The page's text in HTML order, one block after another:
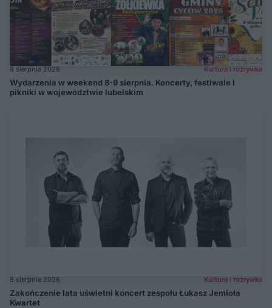
8 sierpnia 2026 Kultura i rozrywka
Wydarzenia w weekend 8-9 sierpnia. Koncerty, festiwale i
pikniki w województwie lubelskim
8 sierpnia 2026 Kultura i rozrywka
Zakończenie lata uświetni koncert zespołu Łukasz Jemioła
Kwartet